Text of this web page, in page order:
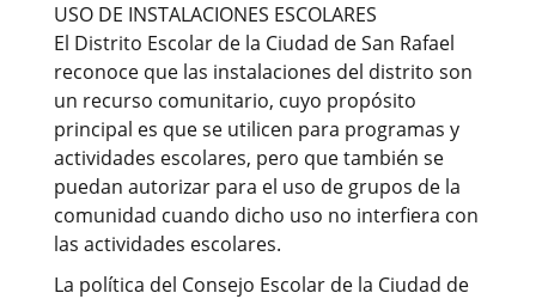
USO DE INSTALACIONES ESCOLARES
El Distrito Escolar de la Ciudad de San Rafael
reconoce que las instalaciones del distrito son
un recurso comunitario, cuyo propósito
principal es que se utilicen para programas y
actividades escolares, pero que también se
puedan autorizar para el uso de grupos de la
comunidad cuando dicho uso no interfiera con
las actividades escolares.
La política del Consejo Escolar de la Ciudad de